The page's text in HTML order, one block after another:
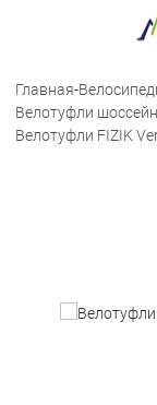
Главная-
Велотуфли
Велотуфли FIZIK